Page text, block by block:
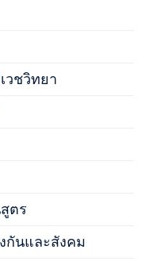
วชวิทยา
ตร
กันและสังคม